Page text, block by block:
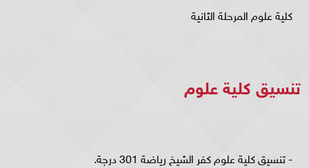
كلية علوم المرحلة الثانية
تنسيق كلية علوم
- تنسيق كلية علوم كفر الشيخ رياضة 301 درجة.